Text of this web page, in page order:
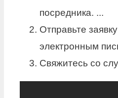
посредника. ...
Отправьте
электронным
Свяжитесь со